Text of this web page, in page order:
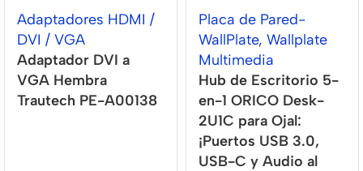
Adaptadores HDMI /
DVI / VGA
Adaptador DVI a
VGA Hembra
Trautech PE-A00138
Placa de Pared-
WallPlate, Wallplate
Multimedia
Hub de Escritorio 5-
en-1 ORICO Desk-
2U1C para Ojal:
¡Puertos USB 3.0,
USB-C y Audio al